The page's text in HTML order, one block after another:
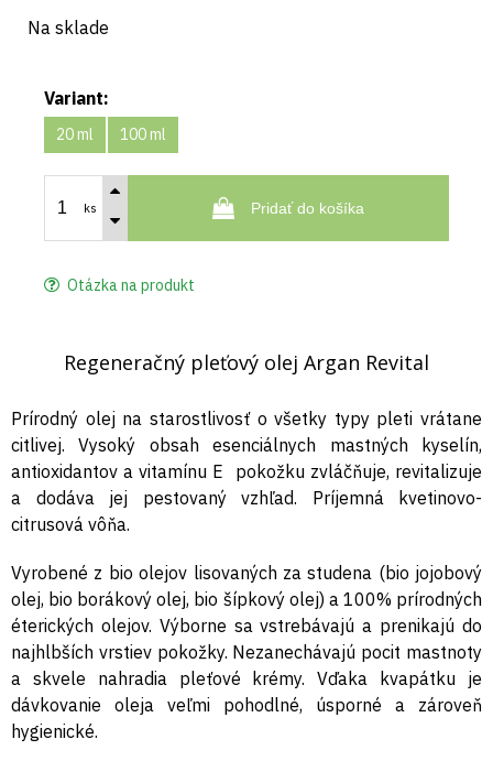
Na sklade
Variant:
20 ml 100 ml
ks Pridať do košíka
Otázka na produkt
Regeneračný pleťový olej Argan Revital
Prírodný olej na starostlivosť o všetky typy pleti vrátane
citlivej. Vysoký obsah esenciálnych mastných kyselín,
antioxidantov a vitamínu E pokožku zvláčňuje, revitalizuje
a dodáva jej pestovaný vzhľad. Príjemná kvetinovo-
citrusová vôňa.
Vyrobené z bio olejov lisovaných za studena (bio jojobový
olej, bio borákový olej, bio šípkový olej) a 100% prírodných
éterických olejov. Výborne sa vstrebávajú a prenikajú do
najhlbších vrstiev pokožky. Nezanechávajú pocit mastnoty
a skvele nahradia pleťové krémy. Vďaka kvapátku je
dávkovanie oleja veľmi pohodlné, úsporné a zároveň
hygienické.